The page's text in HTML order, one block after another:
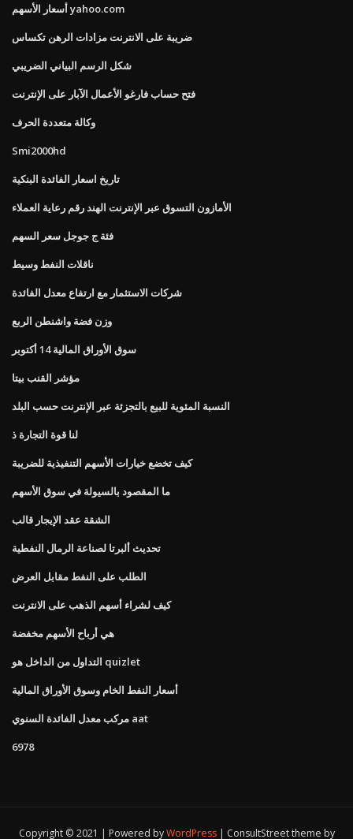
أسعار الأسهم yahoo.com
ضريبة على الانترنت مزادات الرهن تكساس
شكل الرسم البياني الضريبي
فتح حساب فارغو الأعمال الآبار على الإنترنت
وكالة متعددة الحرف
Smi2000hd
تاريخ اسعار الفائدة البنكية
الأمازون التسوق عبر الإنترنت الهند رقم رعاية العملاء
فئة ج جوجل سعر السهم
ناقلات النفط وسيط
شركات الاستثمار مع ارتفاع معدل الفائدة
وزن فضة واشنطن الربع
سوق الأوراق المالية 14 أكتوبر
مؤشر القنب بيتا
النسبة المئوية للبيع بالتجزئة عبر الإنترنت حسب البلد
لنا قوة التجارة ذ
كيف تخضع خيارات الأسهم التنفيذية للضريبة
ما المقصود بالسيولة في سوق الأسهم
الشقة عقد الإيجار قالب
تحديث ألبرتا لصناعة الرمال النفطية
الطلب على النفط مقابل العرض
كيف لشراء أسهم الذهب على الانترنت
هي أرباح الأسهم مخفضة
التداول من الداخل هو quizlet
أسعار النفط الخام وسوق الأوراق المالية
مركب معدل الفائدة السنوي aat
6978
Copyright © 2021 | Powered byWordPress ConsultStreet theme by